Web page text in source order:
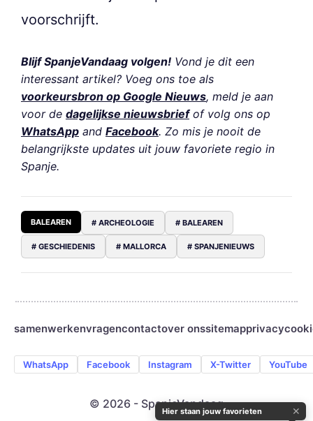
voorschrijft.
Blijf SpanjeVandaag volgen! Vond je dit een
interessant artikel? Voeg ons toe als
voorkeursbron op Google Nieuws, meld je aan
voor de dagelijkse nieuwsbriefof volg ons op
WhatsApp and Facebook. Zo mis je nooit de
belangrijkste updates uit jouw favoriete regio in
Spanje.
BALEAREN # ARCHEOLOGIE # BALEAREN
# GESCHIEDENIS # MALLORCA # SPANJENIEUWS
samenwerkenvragencontactover onssitemapprivacy
WhatsApp Facebook Instagram X-Twitter YouTube
© 2026 - SpanjeVandaag
Hier staan jouw favorieten ✕